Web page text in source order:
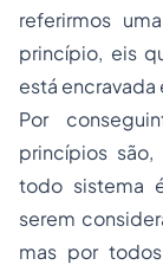
referirmos
princípio, eis
está encravada
Por
princípios
todo sistema
serem
mas por